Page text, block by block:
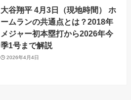
大谷翔平 4月3日（現地時間） ホ
ームランの共通点とは？2018年
メジャー初本塁打から2026年今
季1号まで解説
2026年4月4日